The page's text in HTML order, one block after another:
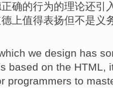
正确的行为的理论还引
上值得表扬但不是 义
we design has
based on the HTML,
programmers to